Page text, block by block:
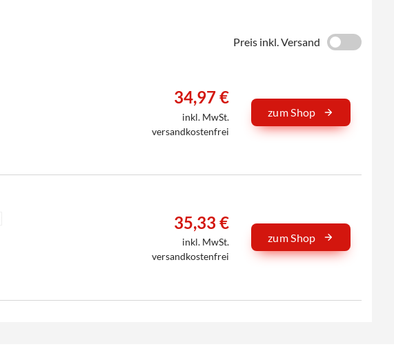
Preis inkl. Versand
34,97 €
inkl. MwSt.
versandkostenfrei
zum Shop
35,33 €
inkl. MwSt.
versandkostenfrei
zum Shop